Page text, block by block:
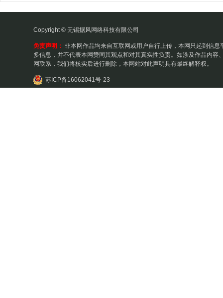
Copyright © 无锡据风网络科技有限公司
免责声明： 非本网作品均来自互联网或用户自行上传，本网只起到信息
多信息，并不代表本网赞同其观点和对其真实性负责。如涉及作品内容
网联系，我们将核实后进行删除，本网站对此声明具有最终解释权。
苏ICP备16062041号-23